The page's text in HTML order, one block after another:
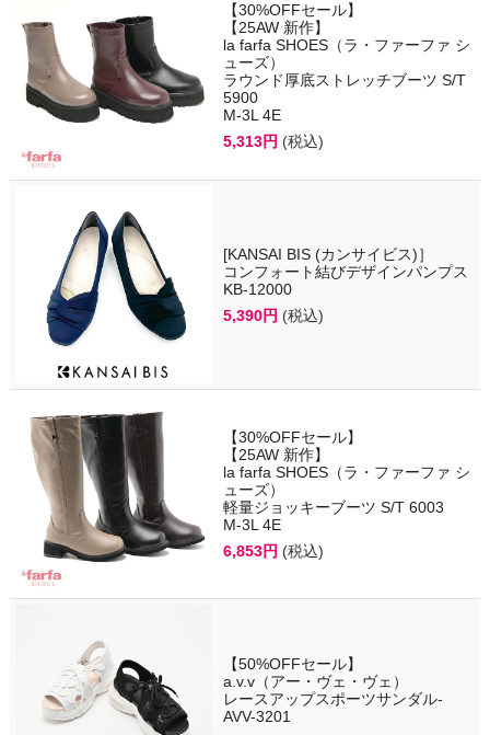
【30%OFFセール】
【25AW 新作】
la farfa SHOES（ラ・ファーファ シ
ューズ）
ラウンド厚底ストレッチブーツ S/T
5900
M-3L 4E
5,313円 (税込)
[KANSAI BIS (カンサイビス)］
コンフォート結びデザインパンプス
KB-12000
5,390円 (税込)
【30%OFFセール】
【25AW 新作】
la farfa SHOES（ラ・ファーファ シ
ューズ）
軽量ジョッキーブーツ S/T 6003
M-3L 4E
6,853円 (税込)
【50%OFFセール】
a.v.v（アー・ヴェ・ヴェ）
レースアップスポーツサンダル-
AVV-3201